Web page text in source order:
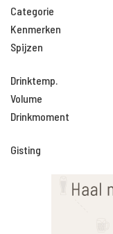
Categorie
Kenmerken
Spijzen
Drinktemp.
Volume
Drinkmoment
Gisting